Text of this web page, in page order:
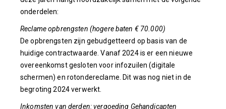
onderdelen:
Reclame opbrengsten (hogere baten € 70.000)
De opbrengsten zijn gebudgetteerd op basis van de
huidige contractwaarde. Vanaf 2024 is er een nieuwe
overeenkomst gesloten voor infozuilen (digitale
schermen) en rotondereclame. Dit was nog niet in de
begroting 2024 verwerkt.
Inkomsten van derden: vergoeding Gehandicapten